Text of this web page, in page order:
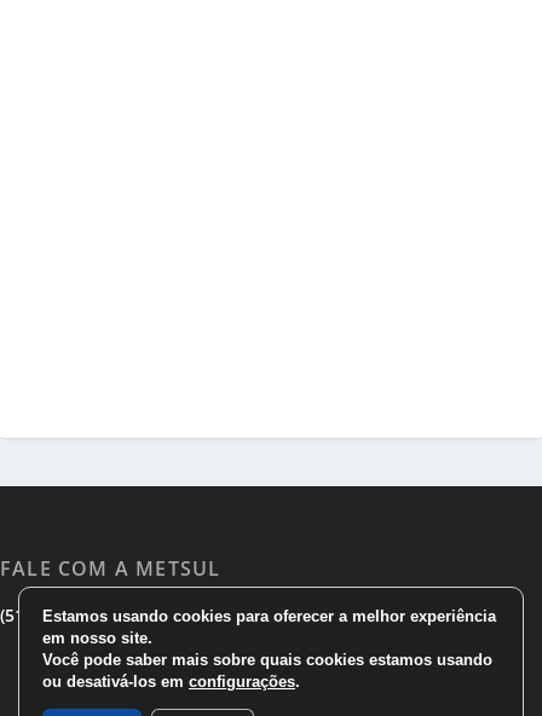
FALE COM A METSUL
(51) 3533 1983|(51)3785 7752|comercial@metsul.com
Estamos usando cookies para oferecer a melhor experiência
em nosso site.
Você pode saber mais sobre quais cookies estamos usando
ou desativá-los em configurações.